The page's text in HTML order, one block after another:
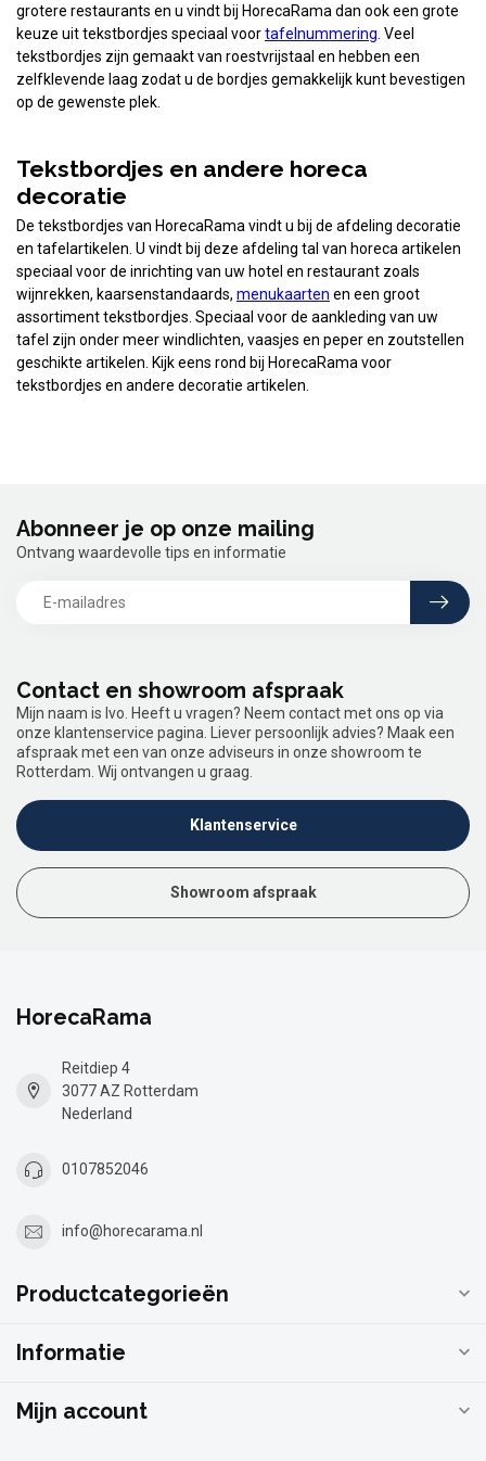
grotere restaurants en u vindt bij HorecaRama dan ook een grote
keuze uit tekstbordjes speciaal voortafelnummering . Veel
tekstbordjes zijn gemaakt van roestvrijstaal en hebben een
zelfklevende laag zodat u de bordjes gemakkelijk kunt bevestigen
op de gewenste plek.
Tekstbordjes en andere horeca
decoratie
De tekstbordjes van HorecaRama vindt u bij de afdeling decoratie
en tafelartikelen. U vindt bij deze afdeling tal van horeca artikelen
speciaal voor de inrichting van uw hotel en restaurant zoals
wijnrekken, kaarsenstandaards, menukaarten en een groot
assortiment tekstbordjes. Speciaal voor de aankleding van uw
tafel zijn onder meer windlichten, vaasjes en peper en zoutstellen
geschikte artikelen. Kijk eens rond bij HorecaRama voor
tekstbordjes en andere decoratie artikelen.
Contact en showroom afspraak
Mijn naam is Ivo. Heeft u vragen? Neem contact met ons op via
onze klantenservice pagina. Liever persoonlijk advies? Maak een
afspraak met een van onze adviseurs in onze showroom te
Rotterdam. Wij ontvangen u graag.
Klantenservice
Showroom afspraak
Abonneer je op onze mailing
Ontvang waardevolle tips en informatie
HorecaRama
Reitdiep 4
3077 AZ Rotterdam
Nederland
0107852046
info@horecarama.nl
Productcategorieën
Informatie
Mijn account